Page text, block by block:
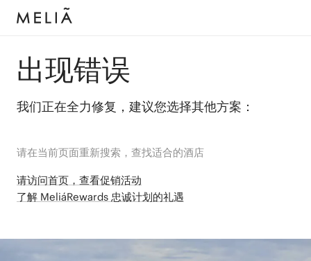
出现错误
我们正在全力修复，建议您选择其他方案：
请在当前页面重新搜索，查找适合的酒店
请访问首页，查看促销活动
了解 MeliáRewards 忠诚计划的礼遇